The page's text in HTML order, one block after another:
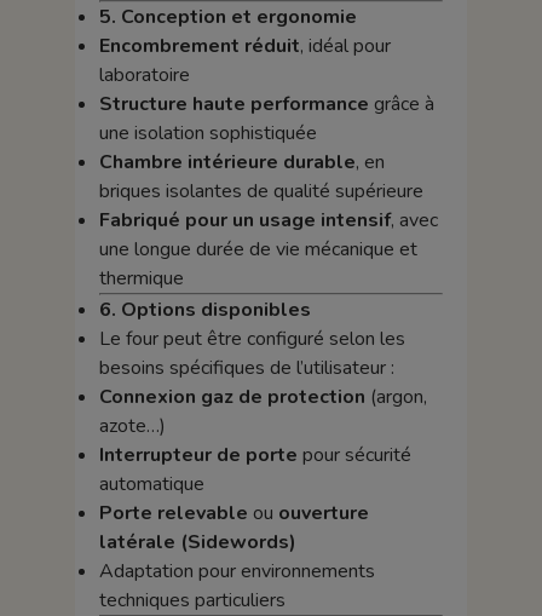
5. Conception et ergonomie
Encombrement réduit, idéal pour
laboratoire
Structure haute performance grâce à
une isolation sophistiquée
Chambre intérieure durable, en
briques isolantes de qualité supérieure
Fabriqué pour un usage intensif, avec
une longue durée de vie mécanique et
thermique
6. Options disponibles
Le four peut être configuré selon les
besoins spécifiques de l’utilisateur :
Connexion gaz de protection (argon,
azote…)
Interrupteur de porte pour sécurité
automatique
Porte relevable ou ouverture
latérale (Sidewords)
Adaptation pour environnements
techniques particuliers